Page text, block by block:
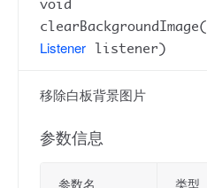
void
clearBackgroundImage(
Listener listener)
移除白板背景图片
参数信息
参数名 类型